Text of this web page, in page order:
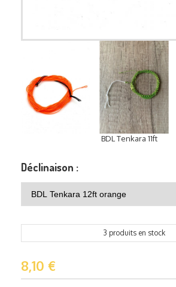
BDL Tenkara 11ft
Déclinaison :
3 produits en stock
8,10 €